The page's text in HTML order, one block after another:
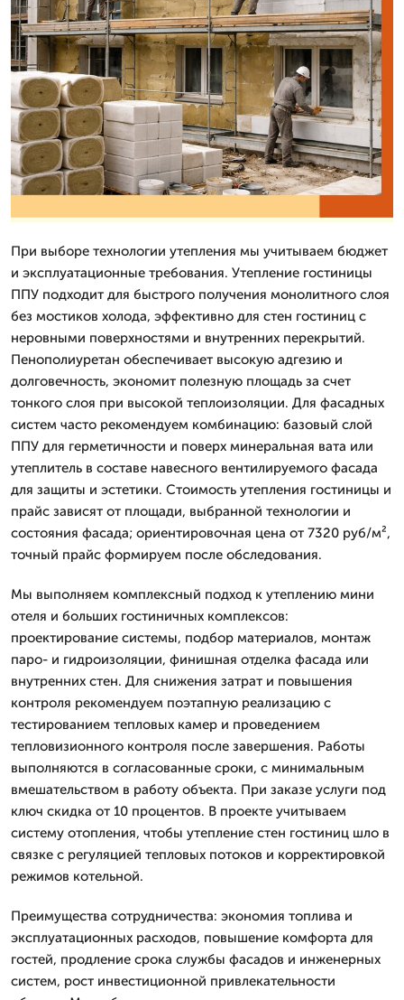
При выборе технологии утепления мы учитываем бюджет
и эксплуатационные требования. Утепление гостиницы
ППУ подходит для быстрого получения монолитного слоя
без мостиков холода, эффективно для стен гостиниц с
неровными поверхностями и внутренних перекрытий.
Пенополиуретан обеспечивает высокую адгезию и
долговечность, экономит полезную площадь за счет
тонкого слоя при высокой теплоизоляции. Для фасадных
систем часто рекомендуем комбинацию: базовый слой
ППУ для герметичности и поверх минеральная вата или
утеплитель в составе навесного вентилируемого фасада
для защиты и эстетики. Стоимость утепления гостиницы и
прайс зависят от площади, выбранной технологии и
состояния фасада; ориентировочная цена от 7320 руб/м²,
точный прайс формируем после обследования.
Мы выполняем комплексный подход к утеплению мини
отеля и больших гостиничных комплексов:
проектирование системы, подбор материалов, монтаж
паро- и гидроизоляции, финишная отделка фасада или
внутренних стен. Для снижения затрат и повышения
контроля рекомендуем поэтапную реализацию с
тестированием тепловых камер и проведением
тепловизионного контроля после завершения. Работы
выполняются в согласованные сроки, с минимальным
вмешательством в работу объекта. При заказе услуги под
ключ скидка от 10 процентов. В проекте учитываем
систему отопления, чтобы утепление стен гостиниц шло в
связке с регуляцией тепловых потоков и корректировкой
режимов котельной.
Преимущества сотрудничества: экономия топлива и
эксплуатационных расходов, повышение комфорта для
гостей, продление срока службы фасадов и инженерных
систем, рост инвестиционной привлекательности